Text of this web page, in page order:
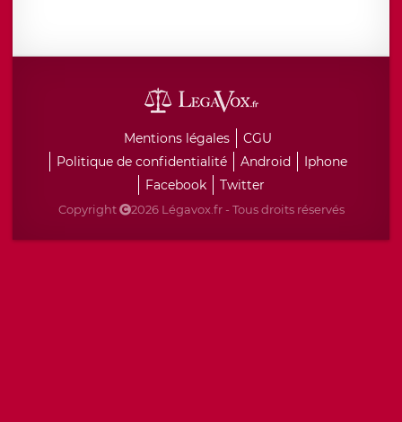
Mentions légales
CGU
Politique de confidentialité
Android
Iphone
Facebook
Twitter
Copyright 2026 Légavox.fr - Tous droits réservés